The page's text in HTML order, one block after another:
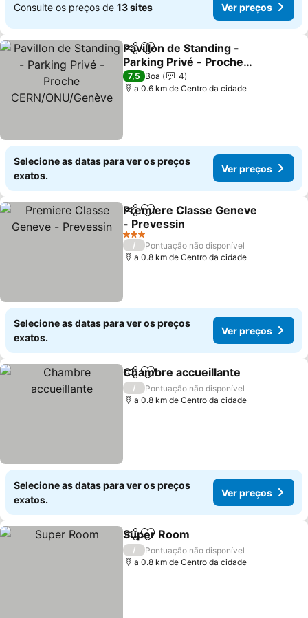
Consulte os preços de 13 sites Ver preços
PartilharAdicionar aos favoritos
Pavillon de Standing -
Parking Privé - Proche
CERN/ONU/Genève
Ver preços
7,5 Boa
4
a 0.6 km de Centro da cidade
Selecione as datas para ver os preços
exatos.
Ver preços
PartilharAdicionar aos favoritos
Premiere Classe Geneve
- Prevessin
Ver preços
3 Estrelas
/
Pontuação não disponível
a 0.8 km de Centro da cidade
Selecione as datas para ver os preços
exatos.
Ver preços
PartilharAdicionar aos favoritos
Chambre accueillante
/
Pontuação não disponível
a 0.8 km de Centro da cidade
Selecione as datas para ver os preços
exatos.
Ver preços
PartilharAdicionar aos favoritos
Super Room
/
Pontuação não disponível
a 0.8 km de Centro da cidade